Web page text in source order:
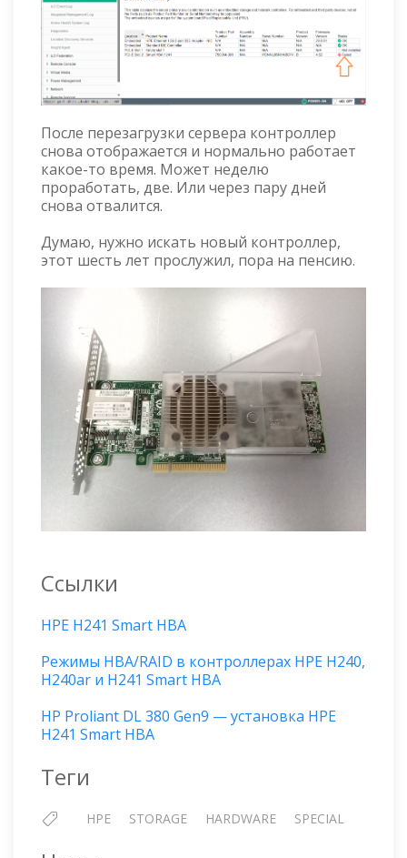
После перезагрузки сервера контроллер
снова отображается и нормально работает
какое-то время. Может неделю
проработать, две. Или через пару дней
снова отвалится.
Думаю, нужно искать новый контроллер,
этот шесть лет прослужил, пора на пенсию.
Ссылки
HPE H241 Smart HBA
Режимы HBA/RAID в контроллерах HPE H240,
H240ar и H241 Smart HBA
HP Proliant DL 380 Gen9 — установка HPE
H241 Smart HBA
Теги
HPE STORAGE HARDWARE SPECIAL